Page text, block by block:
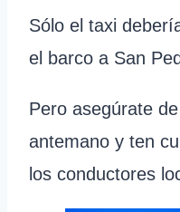
Sólo el taxi
el barco a San
Pero asegúrate
antemano y ten
los conductores